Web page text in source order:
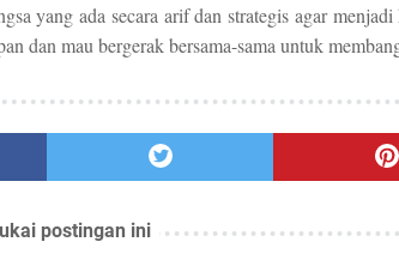
yang ada secara arif dan strategis agar
dan mau bergerak bersama-sama untuk
postingan ini